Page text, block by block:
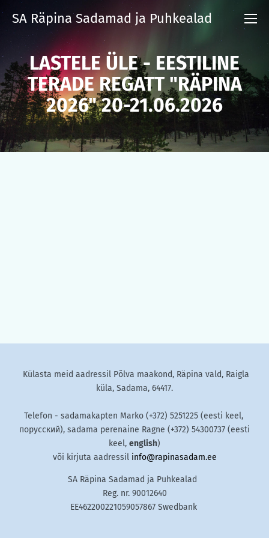
SA Räpina Sadamad ja Puhkealad
LASTELE ÜLE - EESTILINE
TERADE REGATT "RÄPINA
2026" 20-21.06.2026
Külasta meid aadressil Põlva maakond, Räpina vald, Raigla
küla, Sadama, 64417.
Telefon - sadamakapten Marko (+372) 5251225 (eesti keel,
порусский), sadama perenaine Ragne (+372) 54300737 (eesti
keel, english)
või kirjuta aadressil info@rapinasadam.ee
SA Räpina Sadamad ja Puhkealad
Reg. nr. 90012640
EE462200221059057867 Swedbank